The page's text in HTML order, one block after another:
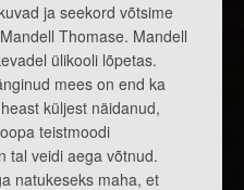
ja seekord võtsime
Thomase. Mandell
ülikooli lõpetas.
mees on end ka
küljest näidanud,
teistmoodi
tal veidi aega võtnud.
natukeseks maha, et